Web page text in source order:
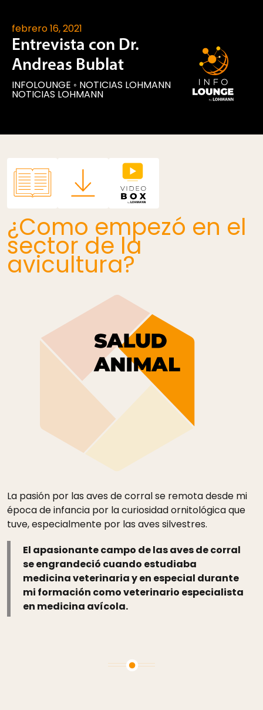
febrero 16, 2021
Entrevista con Dr.
Andreas Bublat
INFOLOUNGE ◦ NOTICIAS LOHMANN
NOTICIAS LOHMANN
¿Como empezó en el
sector de la
avicultura?
La pasión por las aves de corral se remota desde mi
época de infancia por la curiosidad ornitológica que
tuve, especialmente por las aves silvestres.
El apasionante campo de las aves de corral
se engrandeció cuando estudiaba
medicina veterinaria y en especial durante
mi formación como veterinario especialista
en medicina avícola.